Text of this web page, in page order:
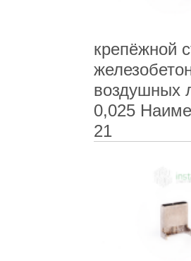
крепёжной
воздушных
0,025
21